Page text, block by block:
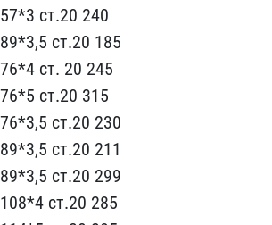
ст​.20 240
ст.20 185
ст. 20 245
ст.20 31​5
с​т.20 230
ст.20 211
ст.20 299
ст.20​ 285